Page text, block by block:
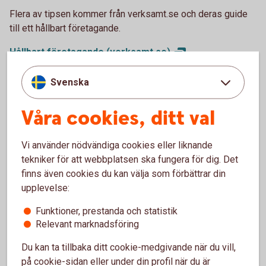
Flera av tipsen kommer från verksamt.se och deras guide
till ett hållbart företagande.
Hållbart företagande(verksamt.se)
Chef för Group Sustainability
Svenska
Våra cookies, ditt val
Vi använder nödvändiga cookies eller liknande
tekniker för att webbplatsen ska fungera för dig. Det
finns även cookies du kan välja som förbättrar din
upplevelse:
Funktioner, prestanda och statistik
Relevant marknadsföring
Du kan ta tillbaka ditt cookie-medgivande när du vill,
på cookie-sidan eller under din profil när du är